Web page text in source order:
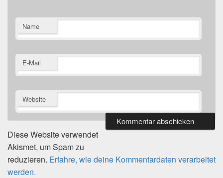
Name
E-Mail
Website
Diese Website verwendet
Akismet, um Spam zu
reduzieren. Erfahre, wie deine Kommentardaten verarbeitet
werden.